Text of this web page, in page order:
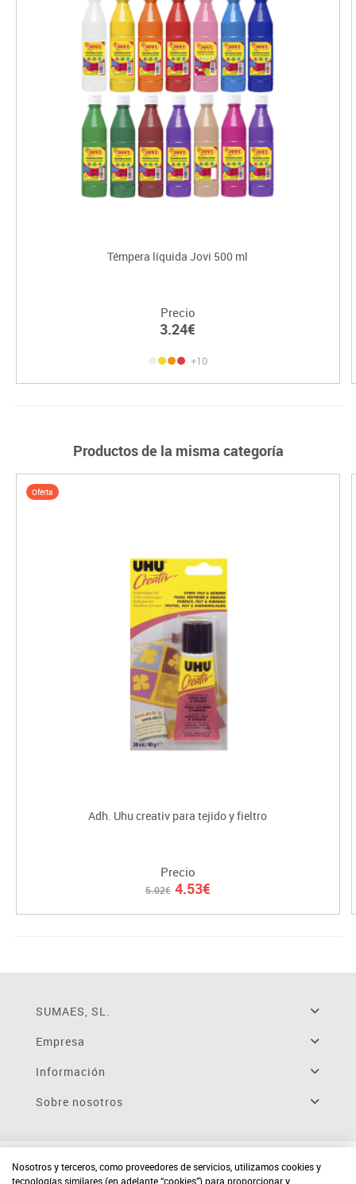
Témpera líquida Jovi 500 ml
Precio
3.24€
+10
Productos de la misma categoría
Oferta
Adh. Uhu creativ para tejido y fieltro
Precio
5.02€ 4.53€
SUMAES, SL.
Empresa
Información
Sobre nosotros
Nosotros y terceros, como proveedores de servicios, utilizamos cookies y
tecnologías similares (en adelante “cookies”) para proporcionar y